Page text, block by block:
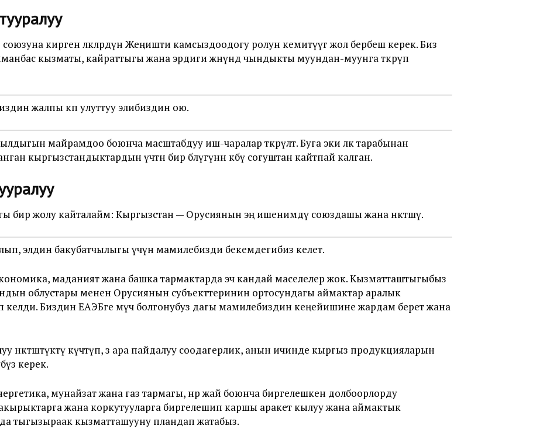
кирген өлкөлөрдүн Жеңишти камсыздоодогу ролун кемитүүгө жол бербеш керек. Биз
кызматы, кайраттыгы жана эрдиги жөнүндө чындыкты муундан-муунга өткөрүп
жалпы көп улуттуу элибиздин ою.
майрамдоо боюнча масштабдуу иш-чаралар өткөрүлөт. Буга эки өлкө тарабынан
кыргызстандыктардын үчтөн бир бөлүгүнөн көбү согуштан кайтпай калган.
бир жолу кайталайм: Кыргызстан — Орусиянын эң ишенимдү союздашы жана өнөктөшү.
элдин бакубатчылыгы үчүн мамилебизди бекемдегибиз келет.
маданият жана башка тармактарда эч кандай маселелер жок. Кызматташтыгыбыз
облустары менен Орусиянын субъекттеринин ортосундагы аймактар аралык
Биздин ЕАЭБге мүчө болгонубуз дагы мамилебиздин кеңейишине жардам берет жана
өнөктөштүктү күчөтүп, өз ара пайдалуу соодагерлик, анын ичинде кыргыз продукцияларын
керек.
мунайзат жана газ тармагы, өнөр жай боюнча биргелешкен долбоорлорду
жана коркутууларга биргелешип каршы аракет кылуу жана аймактык
тыгызыраак кызматташууну пландап жатабыз.